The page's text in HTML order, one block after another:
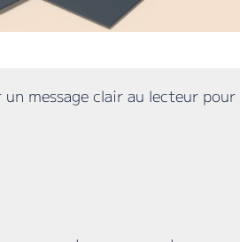
message clair au lecteur